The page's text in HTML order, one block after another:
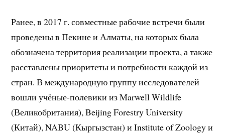
Ранее, в 2017 г. совместные рабочие встречи были
проведены в Пекине и Алматы, на которых была
обозначена территория реализации проекта, а также
расставлены приоритеты и потребности каждой из
стран. В международную группу исследователей
вошли учёные-полевики из Marwell Wildlife
(Великобритания), Beijing Forestry University
(Китай), NABU (Кыргызстан) и Institute of Zoology и